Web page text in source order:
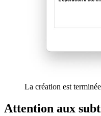
La création est
Attention aux